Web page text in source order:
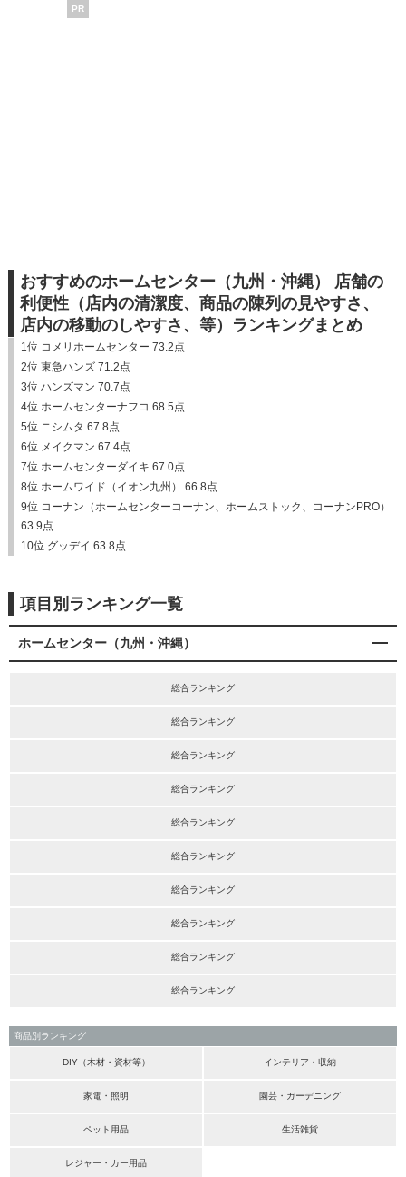
PR
おすすめのホームセンター（九州・沖縄） 店舗の
利便性（店内の清潔度、商品の陳列の見やすさ、
店内の移動のしやすさ、等）ランキングまとめ
1位 コメリホームセンター 73.2点
2位 東急ハンズ 71.2点
3位 ハンズマン 70.7点
4位 ホームセンターナフコ 68.5点
5位 ニシムタ 67.8点
6位 メイクマン 67.4点
7位 ホームセンターダイキ 67.0点
8位 ホームワイド（イオン九州） 66.8点
9位 コーナン（ホームセンターコーナン、ホームストック、コーナンPRO）
63.9点
10位 グッデイ 63.8点
項目別ランキング一覧
ホームセンター（九州・沖縄）
総合ランキング
総合ランキング
総合ランキング
総合ランキング
総合ランキング
総合ランキング
総合ランキング
総合ランキング
総合ランキング
総合ランキング
商品別ランキング
DIY（木材・資材等） インテリア・収納
家電・照明 園芸・ガーデニング
ペット用品 生活雑貨
レジャー・カー用品